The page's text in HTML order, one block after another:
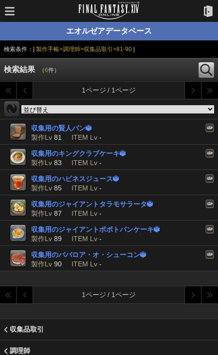
エオルゼアデータベース
検索条件：| 製作手帳>調理師>収集品取引>81-90|
検索結果 （6件）
1ページ / 1ページ
収集用の賢人パン
製作Lv 81 ITEM Lv -
収集用のキングクラブケーキ
製作Lv 83 ITEM Lv -
収集用のハピネスジュース
製作Lv 85 ITEM Lv -
収集用のジャイアントタラモサラータ
製作Lv 87 ITEM Lv -
収集用のジャイアントポポトパンケーキ
製作Lv 89 ITEM Lv -
収集用のババロア・オ・シューコン
製作Lv 90 ITEM Lv -
1ページ / 1ページ
収集品取引
調理師